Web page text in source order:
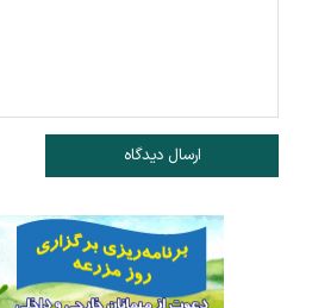
ارسال دیدگاه